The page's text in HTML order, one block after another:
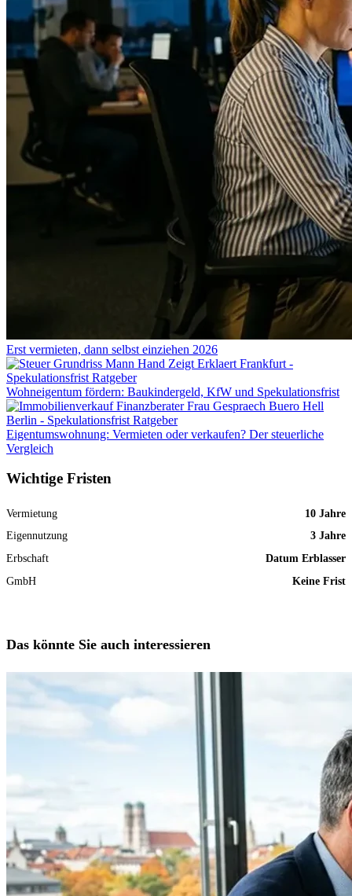
Erst vermieten, dann selbst einziehen 2026
Wohneigentum fördern: Baukindergeld, KfW und Spekulationsfrist
Eigentumswohnung: Vermieten oder verkaufen? Der steuerliche
Vergleich
Wichtige Fristen
Vermietung
10 Jahre
Eigennutzung
3 Jahre
Erbschaft
Datum Erblasser
GmbH
Keine Frist
Das könnte Sie auch interessieren